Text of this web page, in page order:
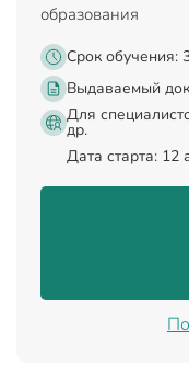
образования
Срок обучения:
Выдаваемый
Для
др.
Дата старта: 12